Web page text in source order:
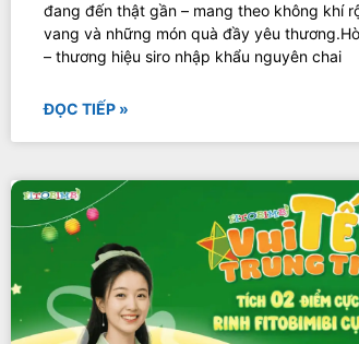
đang đến thật gần – mang theo không khí
vang và những món quà đầy yêu
– thương hiệu siro nhập khẩu nguyên chai
ĐỌC TIẾP »